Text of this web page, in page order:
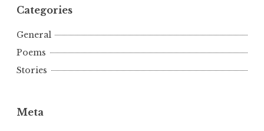
Categories
General
Poems
Stories
Meta